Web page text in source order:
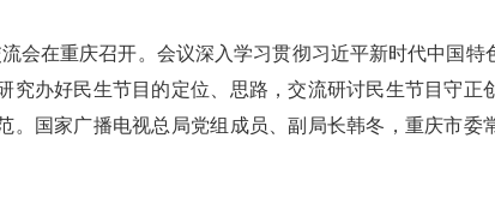
会在重庆召开。会议深入学习贯彻习近平新时代中国特
究办好民生节目的定位、思路，交流研讨民生节目守正
。国家广播电视总局党组成员、副局长韩冬，重庆市委